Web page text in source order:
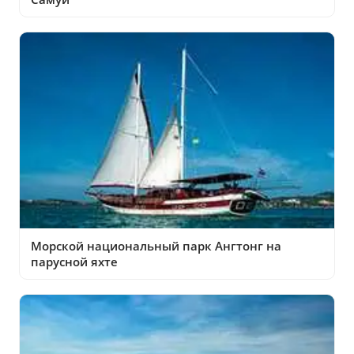
Морской национальный парк Ангтонг на
парусной яхте